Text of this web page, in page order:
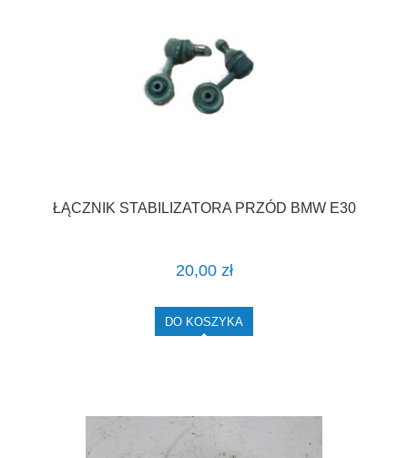
ŁĄCZNIK STABILIZATORA PRZÓD BMW E30
20,00 zł
DO KOSZYKA